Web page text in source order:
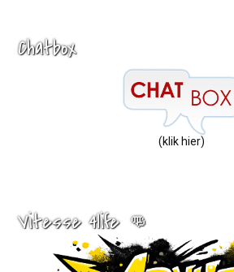
Chatbox
(klik hier)
Vitesse 4life 👊